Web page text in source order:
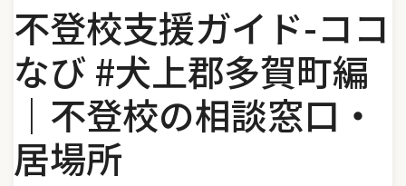
不登校支援ガイド-ココ
なび #犬上郡多賀町編
｜不登校の相談窓口・
居場所